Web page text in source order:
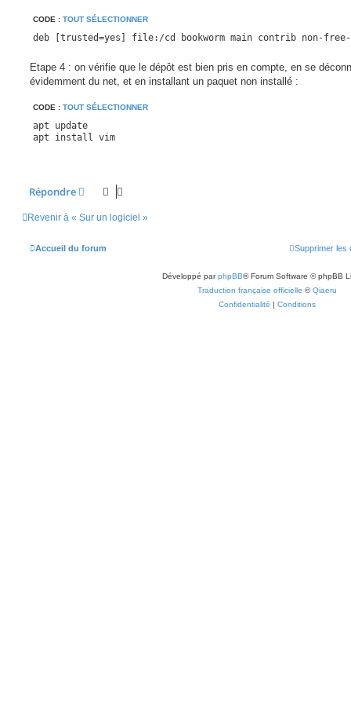
CODE : TOUT SÉLECTIONNER
deb [trusted=yes] file:/cd bookworm main contrib non-free-
Etape 4 : on vérifie que le dépôt est bien pris en compte, en se
évidemment du net, et en installant un paquet non installé :
CODE : TOUT SÉLECTIONNER
apt update
apt install vim
Répondre
Revenir à « Sur un logiciel »
Accueil du forum Supprimer les
Développé parphpBB® Forum Software © phpBB
Traduction française officielle ©Qiaeru
Confidentialité | Conditions